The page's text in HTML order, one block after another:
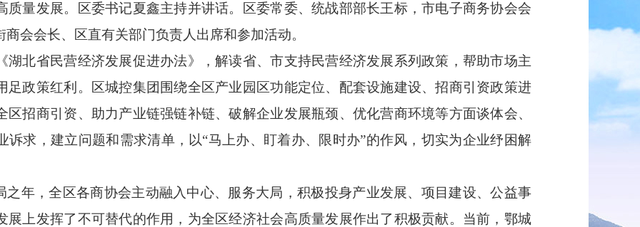
质量发展。区委书记夏鑫主持并讲话。区委常委、统战部部长王标，市电子商务协会会
会会长、区直有关部门负责人出席和参加活动。
省民营经济发展促进办法》，解读省、市支持民营经济发展系列政策，帮助市场主
足政策红利。区城控集团围绕全区产业园区功能定位、配套设施建设、招商引资政策进
招商引资、助力产业链强链补链、破解企业发展瓶颈、优化营商环境等方面谈体会、
诉求，建立问题和需求清单，以“马上办、盯着办、限时办”的作风，切实为企业纾困解
，全区各商协会主动融入中心、服务大局，积极投身产业发展、项目建设、公益事
展上发挥了不可替代的作用，为全区经济社会高质量发展作出了积极贡献。当前，鄂城